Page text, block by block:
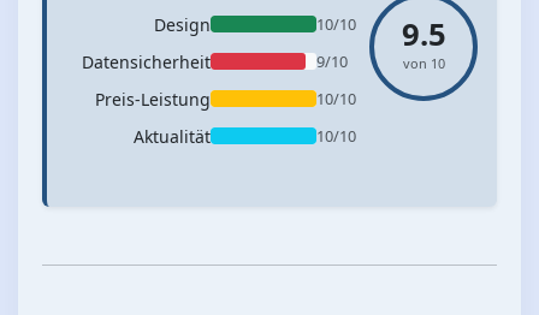
Design 10/10
Datensicherheit 9/10
Preis-Leistung 10/10
Aktualität 10/10
9.5
von 10